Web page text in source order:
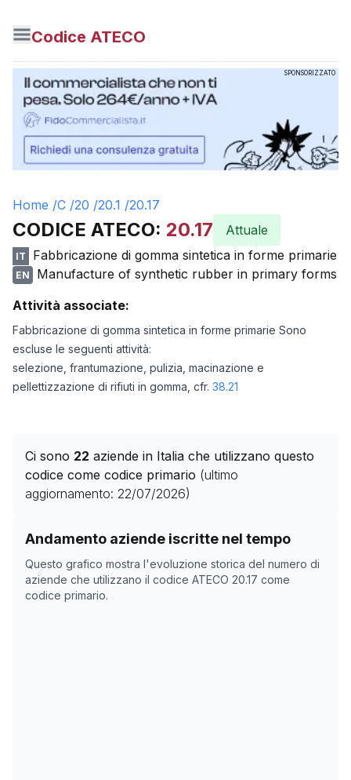
Codice ATECO
SPONSORIZZATO
Home /C /20 /20.1 /20.17
CODICE ATECO: 20.17 Attuale
IT Fabbricazione di gomma sintetica in forme primarie
EN
Manufacture of synthetic rubber in primary forms
Attività associate:
Fabbricazione di gomma sintetica in forme primarie Sono
escluse le seguenti attività:
selezione, frantumazione, pulizia, macinazione e
pellettizzazione di rifiuti in gomma, cfr. 38.21
Ci sono 22 aziende in Italia che utilizzano questo
codice come codice primario (ultimo
aggiornamento: 22/07/2026)
Andamento aziende iscritte nel tempo
Questo grafico mostra l'evoluzione storica del numero di
aziende che utilizzano il codice ATECO 20.17 come
codice primario.
Storico numero di aziende con codice ATECO
Data rilevazione
07/05/2025
22
23/10/2025